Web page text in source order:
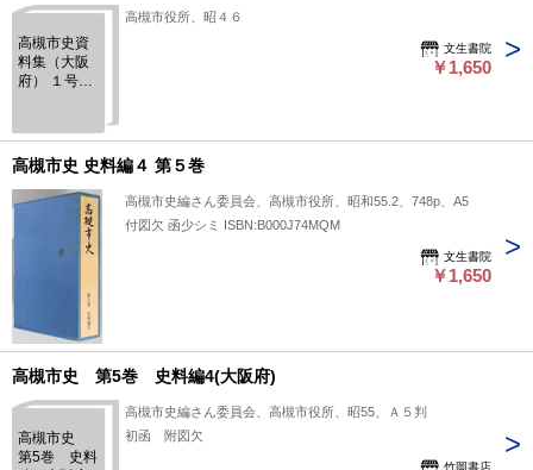
高槻市史資
料集（大阪
府） １号高
高槻市役所、昭４６
文生書院
￥1,650
高槻市史 史料編４ 第５巻
高槻市史編さん委員会、高槻市役所、昭和55.2、748p、A5
付図欠 函少シミ ISBN:B000J74MQM
文生書院
￥1,650
高槻市史 第5巻 史料編4(大阪府)
高槻市史
第5巻 史料
高槻市史編さん委員会、高槻市役所、昭55、Ａ５判
初函 附図欠
竹岡書店